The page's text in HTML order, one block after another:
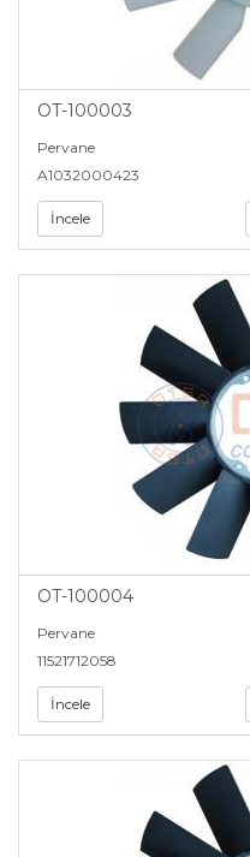
OT-100003
Pervane
A1032000423
İncele
OT-100004
Pervane
11521712058
İncele